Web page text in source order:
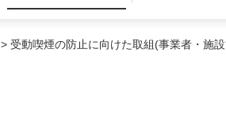
> 受動喫煙の防止に向けた取組(事業者・施